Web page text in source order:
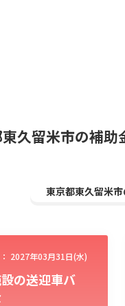
療･福祉 農業･林業
久留米市の補
東京都東久留米
2027年03月31日(水)
の送迎車バ